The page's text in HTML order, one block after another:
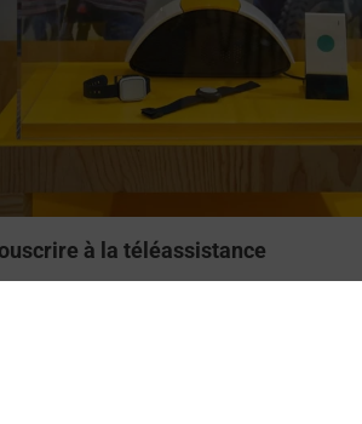
à la téléassistance